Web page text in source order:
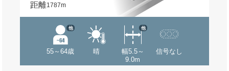
距離1787m
55～64歳
他
晴
幅5.5～
9.0m
他
信号なし